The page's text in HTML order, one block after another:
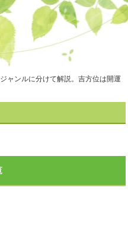
ャンルに分けて解説。吉方位は開運